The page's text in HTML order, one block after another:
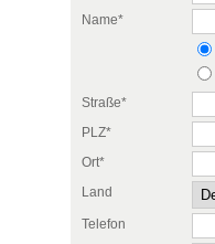
Name*
Straße*
PLZ*
Ort*
Land
Telefon